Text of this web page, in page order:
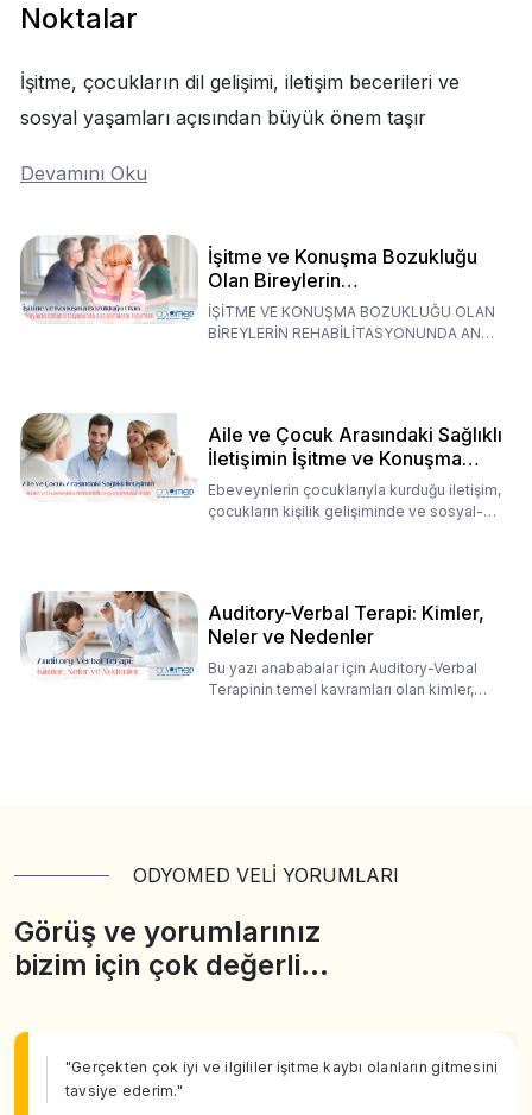
Noktalar
İşitme, çocukların dil gelişimi, iletişim becerileri ve
sosyal yaşamları açısından büyük önem taşır
Devamını Oku
İşitme ve Konuşma Bozukluğu
Olan Bireylerin
Rehabilitasyonunda Ana
Babaların Tutumları
İŞİTME VE KONUŞMA BOZUKLUĞU OLAN
BİREYLERİN REHABİLİTASYONUNDA ANA
Aile ve Çocuk Arasındaki Sağlıklı
İletişimin İşitme ve Konuşma
Rehabilitasyonundaki Rolü
Ebeveynlerin çocuklarıyla kurduğu iletişim,
çocukların kişilik gelişiminde ve sosyal-
Auditory-Verbal Terapi: Kimler,
Neler ve Nedenler
Bu yazı anababalar için Auditory-Verbal
Terapinin temel kavramları olan kimler,
ODYOMED VELİ YORUMLARI
Görüş ve yorumlarınız
bizim için çok değerli…
"Gerçekten çok iyi ve ilgililer işitme kaybı olanların gitmesini
tavsiye ederim."